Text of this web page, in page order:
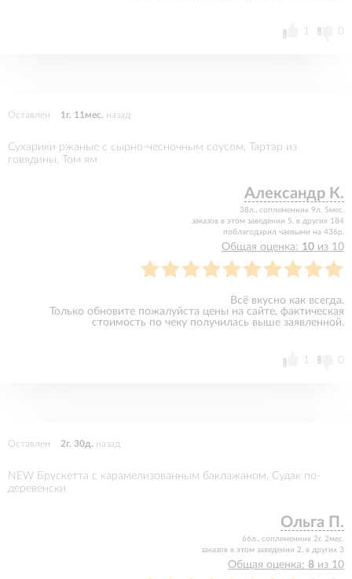
1 0
Оставлен 1г. 11мес. назад
Сухарики ржаные с сырно-чесночным соусом, Тартар из
говядины, Том ям
Александр К.
38л., соплеменник 9л. 5мес.
заказов в этом заведении 5, в других 184
поблагодарил чаевыми на 436р.
Общая оценка: 10 из 10
Всё вкусно как всегда.
Только обновите пожалуйста цены на сайте, фактическая
стоимость по чеку получилась выше заявленной.
1 0
Оставлен 2г. 30д. назад
NEW Брускетта с карамелизованным баклажаном, Судак по-
деревенски
Ольга П.
66л., соплеменник 2г. 2мес.
заказов в этом заведении 2, в других 3
Общая оценка: 8 из 10